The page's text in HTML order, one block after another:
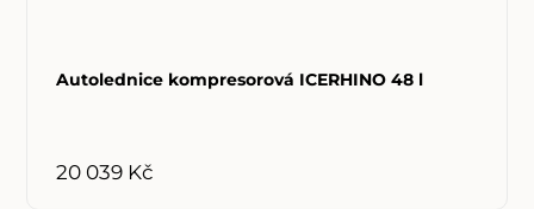
Autolednice kompresorová ICERHINO 48 l
20 039 Kč